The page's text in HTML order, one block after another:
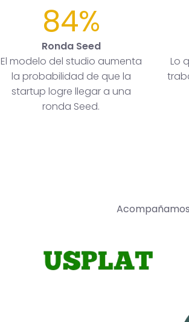
84%
Ronda Seed
El modelo del studio aumenta
la probabilidad de que la
startup logre llegar a una
ronda Seed.
Lo